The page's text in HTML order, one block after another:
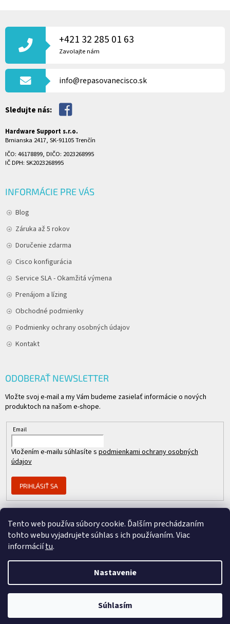
Tento web používa súbory cookie. Ďalším prechádzaním
tohto webu vyjadrujete súhlas s ich používaním. Viac
informáciítu.
Nastavenie
Súhlasím
Á
T
+421 32 285 01 63
Zavolajte nám
info@repasovanecisco.sk
Sledujte nás:
Hardware Support s.r.o.
Brnianska 2417, SK-91105 Trenčín
IČO: 46178899, DIČO: 2023268995
IČ DPH: SK2023268995
INFORMÁCIE PRE VÁS
Blog
Záruka až 5 rokov
Doručenie zdarma
Cisco konfigurácia
Service SLA - Okamžitá výmena
Prenájom a lízing
Obchodné podmienky
Podmienky ochrany osobných údajov
Kontakt
ODOBERAŤ NEWSLETTER
Vložte svoj e-mail a my Vám budeme zasielať informácie o nových
produktoch na našom e-shope.
Email
Vložením e-mailu súhlasíte s podmienkami ochrany osobných
údajov
PRIHLÁSIŤ SA
Vytvoril Shoptet &
Člen skupiny
REPASOVANÉ CISCO. Všetky práva vyhradené.